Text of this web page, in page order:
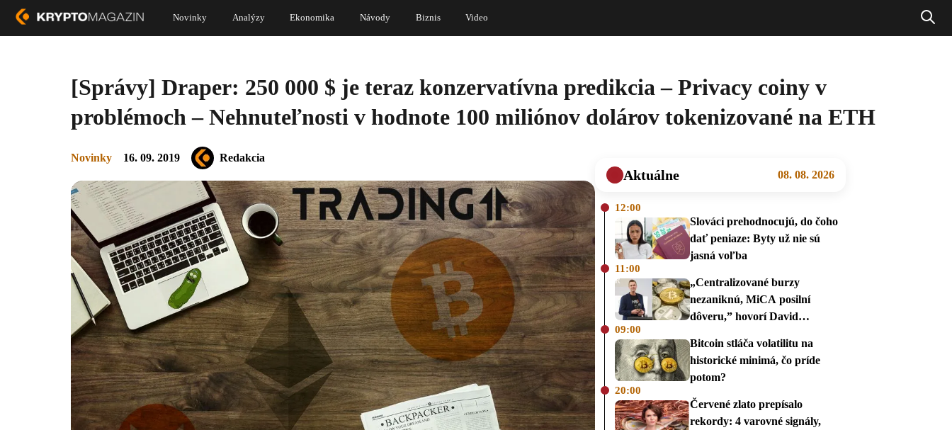
Novinky Analýzy Ekonomika Návody Biznis Video
[Správy] Draper: 250 000 $ je teraz konzervatívna predikcia – Privacy coiny v
problémoch – Nehnuteľnosti v hodnote 100 miliónov dolárov tokenizované na ETH
Novinky 16. 09. 2019 Redakcia
Aktuálne 08. 08. 2026
12:00
Slováci prehodnocujú, do čoho
dať peniaze: Byty už nie sú
jasná voľba
11:00
„Centralizované burzy
nezaniknú, MiCA posilní
dôveru,” hovorí David
09:00
Bitcoin stláča volatilitu na
historické minimá, čo príde
potom?
20:00
Červené zlato prepísalo
rekordy: 4 varovné signály,